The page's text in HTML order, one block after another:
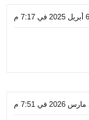
6 أبريل 2025 في 7:17 م